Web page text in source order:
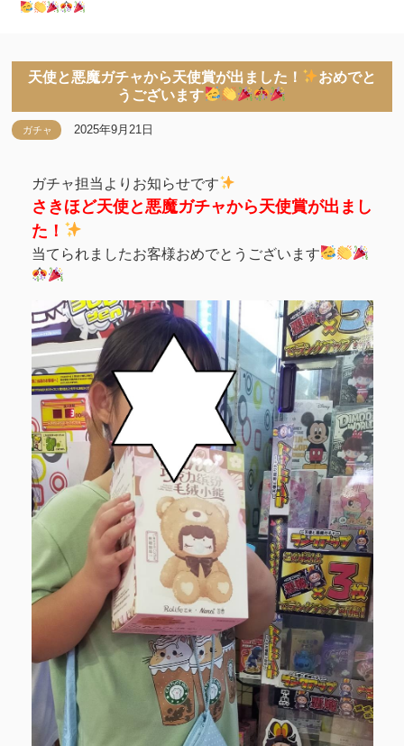
天使と悪魔ガチャから天使賞が出ました！
おめでと
うございます
ガチャ 2025年9月21日
ガチャ担当よりお知らせです
さきほど天使と悪魔ガチャから天使賞が出まし
た！
当てられましたお客様おめでとうございます